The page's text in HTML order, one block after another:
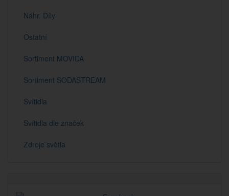
Náhr. Díly
Ostatní
Sortiment MOVIDA
Sortiment SODASTREAM
Svítidla
Svítidla dle značek
Zdroje světla